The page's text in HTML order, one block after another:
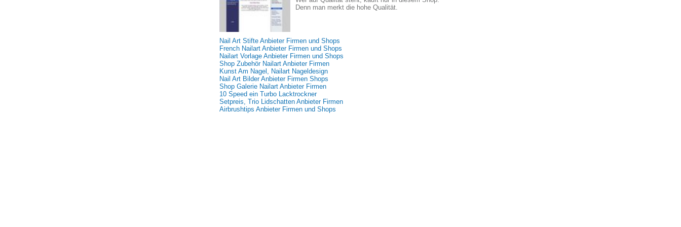
Denn man merkt die hohe Qualität.
Nail Art Stifte Anbieter Firmen und Shops
French Nailart Anbieter Firmen und Shops
Nailart Vorlage Anbieter Firmen und Shops
Shop Zubehör Nailart Anbieter Firmen
Kunst Am Nagel, Nailart Nageldesign
Nail Art Bilder Anbieter Firmen Shops
Shop Galerie Nailart Anbieter Firmen
10 Speed ein Turbo Lacktrockner
Setpreis, Trio Lidschatten Anbieter Firmen
Airbrushtips Anbieter Firmen und Shops